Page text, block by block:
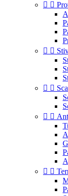
 
 
 
 
 